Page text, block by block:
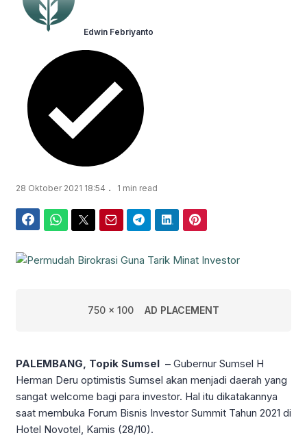
Edwin Febriyanto
28 Oktober 2021 18:54 . 1 min read
750 x 100 AD PLACEMENT
PALEMBANG, Topik Sumsel – Gubernur Sumsel H
Herman Deru optimistis Sumsel akan menjadi daerah yang
sangat welcome bagi para investor. Hal itu dikatakannya
saat membuka Forum Bisnis Investor Summit Tahun 2021 di
Hotel Novotel, Kamis (28/10).